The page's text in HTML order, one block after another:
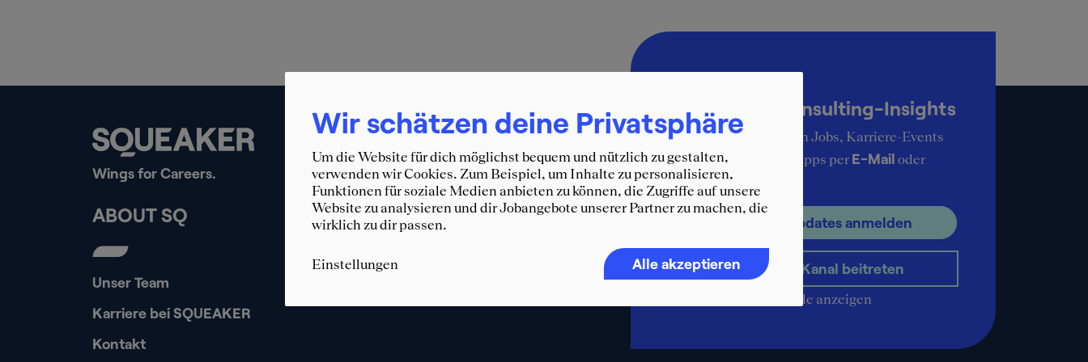
Wings for Careers.
SQUEAKER Consulting-Insights
Erhalte die aktuellsten Jobs, Karriere-Events
und weitere Karrieretipps per E-Mail oder
WhatsApp
Für E-Mail Updates anmelden
WhatsApp-Kanal beitreten
QR-Code anzeigen
ABOUT SQ
Unser Team
Karriere bei SQUEAKER
Kontakt
Wir schätzen deine Privatsphäre
Um die Website für dich möglichst bequem und nützlich zu gestalten,
verwenden wir Cookies. Zum Beispiel, um Inhalte zu personalisieren,
Funktionen für soziale Medien anbieten zu können, die Zugriffe auf unsere
Website zu analysieren und dir Jobangebote unserer Partner zu machen, die
wirklich zu dir passen.
Einstellungen Alle akzeptieren